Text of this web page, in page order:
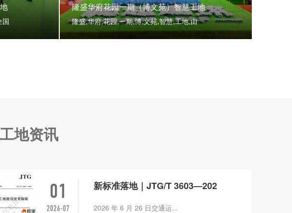
国
隆盛华府花园一期（博文苑）智慧工地
隆盛,华府,花园,一期,博,文苑,智慧,工地,由
地资讯
01
2026-07
新标准落地｜JTG/T 3603—202
2026 年 6 月 26 日交通运...